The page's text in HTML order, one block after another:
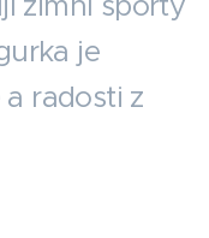
je
radosti z